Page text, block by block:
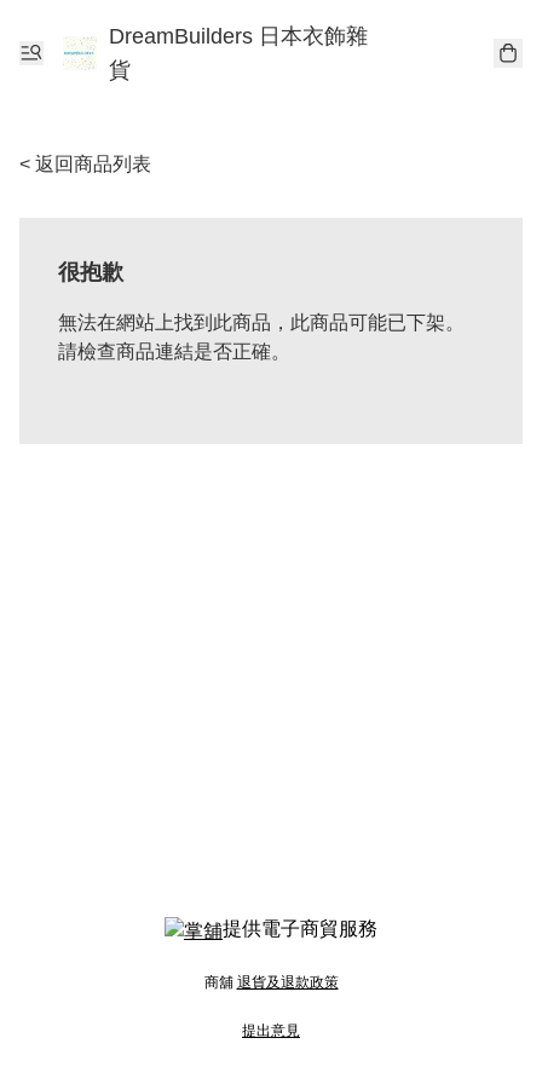
DreamBuilders 日本衣飾雜
貨
< 返回商品列表
很抱歉
無法在網站上找到此商品，此商品可能已下架。
請檢查商品連結是否正確。
提供電子商貿服務
商舖 退貨及退款政策
提出意見